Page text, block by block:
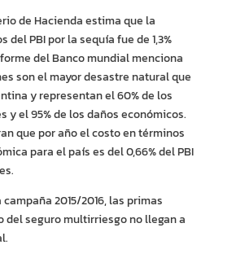
de Hacienda estima que la
del PBI por la sequía fue de 1,3%
del Banco mundial menciona
son el mayor desastre natural que
y representan el 60% de los
y el 95% de los daños económicos.
que por año el costo en términos
para el país es del 0,66% del PBI
2015/2016, las primas
del seguro multirriesgo no llegan a